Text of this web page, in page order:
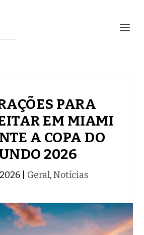
PARA
EM MIAMI
A COPA DO
2026
| Geral,Notícias